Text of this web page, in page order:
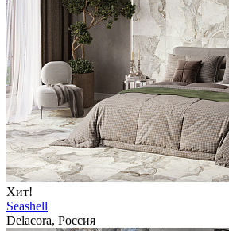
Хит!
Seashell
Delacora, Россия